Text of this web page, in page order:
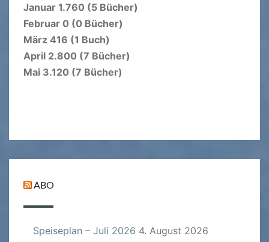
Januar 1.760 (5 Bücher)
Februar 0 (0 Bücher)
März 416 (1 Buch)
April 2.800 (7 Bücher)
Mai 3.120 (7 Bücher)
ABO
Speiseplan – Juli 2026 4. August 2026